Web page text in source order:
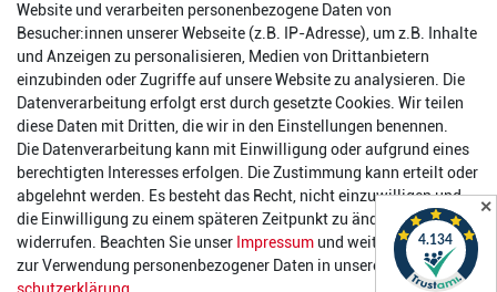
Reinhold-Ferger-Straße 26
order@2die4-sports.com
0 26 63/ 9 68 69 37
Öffnungszeiten
Montag:
14:00 - 17:00 Uhr
Dienstag:
14:00 - 17:00 Uhr
Mittwoch:
14:00 - 17:00 Uhr
Donnerstag:
14:00 - 17:00 Uhr
Freitag:
14:00 - 19:00 Uhr
Samstag:
10:00 - 17:00 Uhr
Website und verarbeiten personenbezogene Daten von
Besucher:innen unserer Webseite (z.B. IP-Adresse), um z.B. Inhalte
und Anzeigen zu personalisieren, Medien von Drittanbietern
einzubinden oder Zugriffe auf unsere Website zu analysieren. Die
Datenverarbeitung erfolgt erst durch gesetzte Cookies. Wir teilen
diese Daten mit Dritten, die wir in den Einstellungen benennen.
Die Datenverarbeitung kann mit Einwilligung oder aufgrund eines
berechtigten Interesses erfolgen. Die Zustimmung kann erteilt oder
abgelehnt werden. Es besteht das Recht, nicht einzuwilligen und
die Einwilligung zu einem späteren Zeitpunkt zu ändern oder zu
widerrufen. Beachten Sie unser Impressum und weitere Hinweise
zur Verwendung personenbezogener Daten in unserer
Daten­
✕